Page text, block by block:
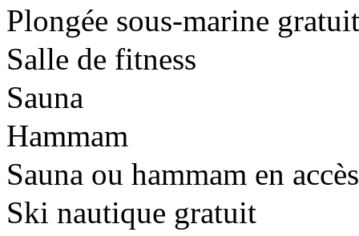
Plongée sous-marine
Salle de fitness
Sauna
Hammam
Sauna ou hammam en
Ski nautique gratuit